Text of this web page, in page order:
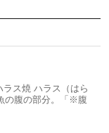
ス焼 ハラス（はら
の腹の部分。「※腹